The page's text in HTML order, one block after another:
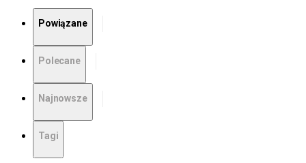
Powiązane
Polecane
Najnowsze
Tagi